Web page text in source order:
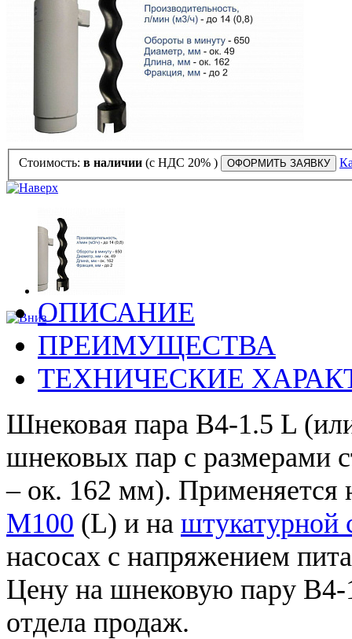
Стоимость: в наличии (с НДС 20% )
ОПИСАНИЕ
ПРЕИМУЩЕСТВА
ТЕХНИЧЕСКИЕ
Шнековая пара B4-1.5 L
шнековых пар с размерами
– ок. 162 мм). Применяется
M100 (L) и на штукатурной
насосах с напряжением
Цену на шнековую пару B4-
отдела продаж.